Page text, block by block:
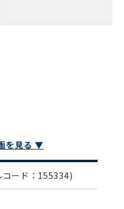
を見る ▼
コード：155334)